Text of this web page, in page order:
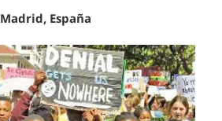
Madrid, España